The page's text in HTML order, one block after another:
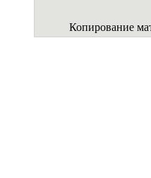
Копирование